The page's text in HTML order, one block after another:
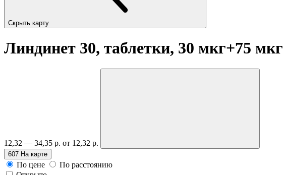
Скрыть карту
Линдинет 30, таблетки, 30 мкг+75 мкг
12,32 — 34,35 р. от 12,32 р.
607 На карте
По цене
По расстоянию